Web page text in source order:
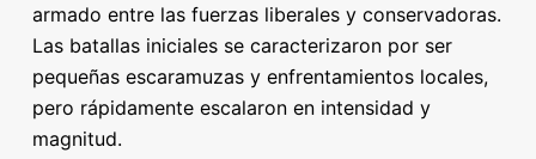
armado entre las fuerzas liberales y conservadoras.
Las batallas iniciales se caracterizaron por ser
pequeñas escaramuzas y enfrentamientos locales,
pero rápidamente escalaron en intensidad y
magnitud.